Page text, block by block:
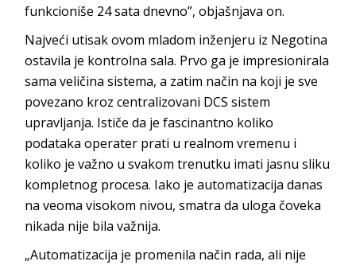
funkcioniše 24 sata dnevno”, objašnjava on.
Najveći utisakovom mladom inženjeru iz Negotina
ostavila je kontrolna sala. Prvo ga je impresionirala
sama veličina sistema, a zatim način na koji je sve
povezano kroz centralizovani DCS sistem
upravljanja. Ističe da je fascinantno koliko
podataka operater prati u realnom vremenu i
koliko je važno u svakom trenutku imati jasnu sliku
kompletnog procesa. Iako je automatizacija danas
na veoma visokom nivou, smatra da uloga čoveka
nikada nije bila važnija.
„Automatizacija je promenila način rada, ali nije